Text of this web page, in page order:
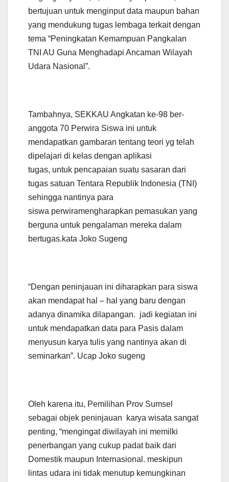
bertujuan untuk menginput data maupun bahan
yang mendukung tugas lembaga terkait dengan
tema “Peningkatan Kemampuan Pangkalan
TNI AU Guna Menghadapi Ancaman Wilayah
Udara Nasional”.
Tambahnya, SEKKAU Angkatan ke-98 ber-
anggota 70 Perwira Siswa ini untuk
mendapatkan gambaran tentang teori yg telah
dipelajari di kelas dengan aplikasi
tugas, untuk pencapaian suatu sasaran dari
tugas satuan Tentara Republik Indonesia (TNI)
sehingga nantinya para
siswa perwiramengharapkan pemasukan yang
berguna untuk pengalaman mereka dalam
bertugas.kata Joko Sugeng
“Dengan peninjauan ini diharapkan para siswa
akan mendapat hal – hal yang baru dengan
adanya dinamika dilapangan. jadi kegiatan ini
untuk mendapatkan data para Pasis dalam
menyusun karya tulis yang nantinya akan di
seminarkan”. Ucap Joko sugeng
Oleh karena itu, Pemilihan Prov Sumsel
sebagai objek peninjauan karya wisata sangat
penting, “mengingat diwilayah ini memilki
penerbangan yang cukup padat baik dari
Domestik maupun Internasional. meskipun
lintas udara ini tidak menutup kemungkinan